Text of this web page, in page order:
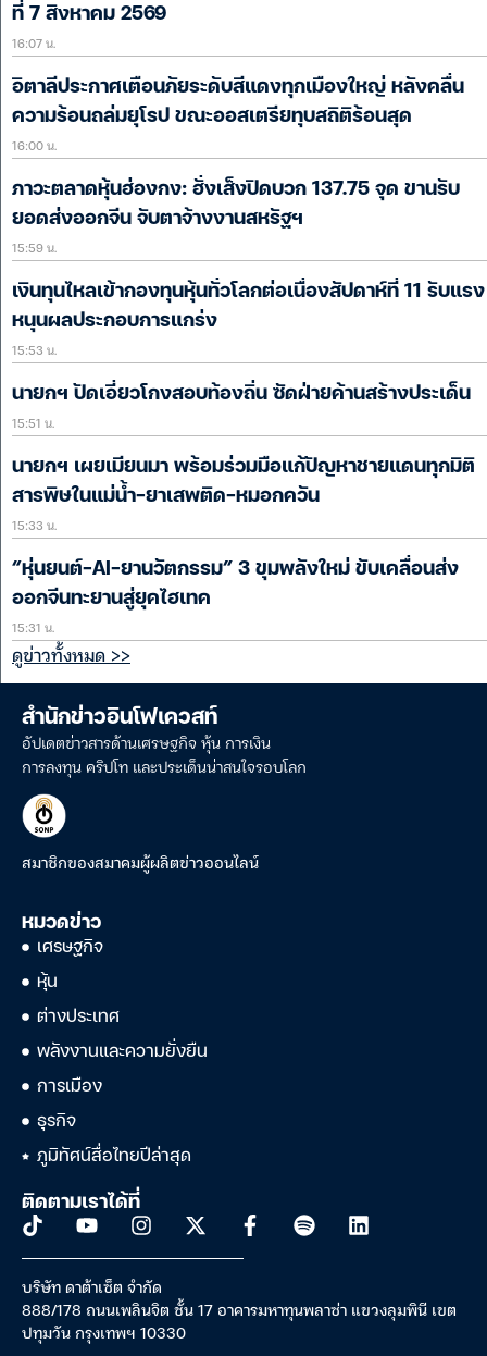
ที่ 7 สิงหาคม 2569
16:07 น.
อิตาลีประกาศเตือนภัยระดับสีแดงทุกเมืองใหญ่ หลังคลื่น
ความร้อนถล่มยุโรป ขณะออสเตรียทุบสถิติร้อนสุด
16:00 น.
ภาวะตลาดหุ้นฮ่องกง: ฮั่งเส็งปิดบวก 137.75 จุด ขานรับ
ยอดส่งออกจีน จับตาจ้างงานสหรัฐฯ
15:59 น.
เงินทุนไหลเข้ากองทุนหุ้นทั่วโลกต่อเนื่องสัปดาห์ที่ 11 รับแรง
หนุนผลประกอบการแกร่ง
15:53 น.
นายกฯ ปัดเอี่ยวโกงสอบท้องถิ่น ซัดฝ่ายค้านสร้างประเด็น
15:51 น.
นายกฯ เผยเมียนมา พร้อมร่วมมือแก้ปัญหาชายแดนทุกมิติ
สารพิษในแม่น้ำ-ยาเสพติด-หมอกควัน
15:33 น.
“หุ่นยนต์-AI-ยานวัตกรรม” 3 ขุมพลังใหม่ ขับเคลื่อนส่ง
ออกจีนทะยานสู่ยุคไฮเทค
15:31 น.
ดูข่าวทั้งหมด >>
สำนักข่าวอินโฟเควสท์
อัปเดตข่าวสารด้านเศรษฐกิจ หุ้น การเงิน
การลงทุน คริปโท และประเด็นน่าสนใจรอบโลก
สมาชิกของสมาคมผู้ผลิตข่าวออนไลน์
หมวดข่าว
เศรษฐกิจ
หุ้น
ต่างประเทศ
พลังงานและความยั่งยืน
การเมือง
ธุรกิจ
ภูมิทัศน์สื่อไทยปีล่าสุด
ติดตามเราได้ที่
บริษัท ดาต้าเซ็ต จำกัด
888/178 ถนนเพลินจิต ชั้น 17 อาคารมหาทุนพลาซ่า แขวงลุมพินี เขต
ปทุมวัน กรุงเทพฯ 10330